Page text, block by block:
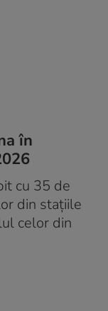
în
cu 35 de
din stațiile
celor din